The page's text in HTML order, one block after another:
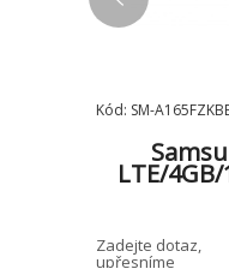
Kód: SM-
LTE/
Zadejte dotaz,
upřesníme